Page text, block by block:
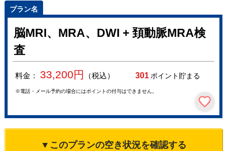
脳MRI、MRA、DWI + 頚動脈MRA検
査
料金： 33,200円 （税込） 301ポイント貯まる
※電話・メール予約の場合にはポイントの付与はできません。
▼このプランの空き状況を確認する